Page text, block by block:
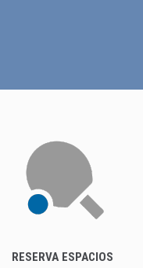
RESERVA ESPACIOS